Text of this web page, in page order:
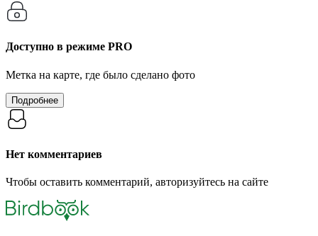
Доступно в режиме PRO
Метка на карте, где было сделано фото
Подробнее
Нет комментариев
Чтобы оставить комментарий, авторизуйтесь на сайте